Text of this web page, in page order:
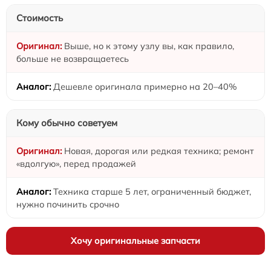
Стоимость
Выше, но к этому узлу вы, как правило,
больше не возвращаетесь
Дешевле оригинала примерно на 20–40%
Кому обычно советуем
Новая, дорогая или редкая техника; ремонт
«вдолгую», перед продажей
Техника старше 5 лет, ограниченный бюджет,
нужно починить срочно
Хочу оригинальные запчасти